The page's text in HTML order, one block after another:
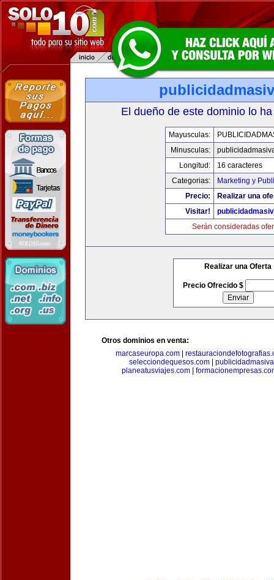
El dueño de este dominio lo
Mayusculas:
Minusculas:
Longitud:
16 caracteres
Categorias:
Marketing y
Precio:
Realizar una
Visitar!
Serán consideradas
Realizar una Oferta
Precio Ofrecido $
Otros dominios en venta:
marcaseuropa.com|
selecciondequesos.com
planeatusviajes.com